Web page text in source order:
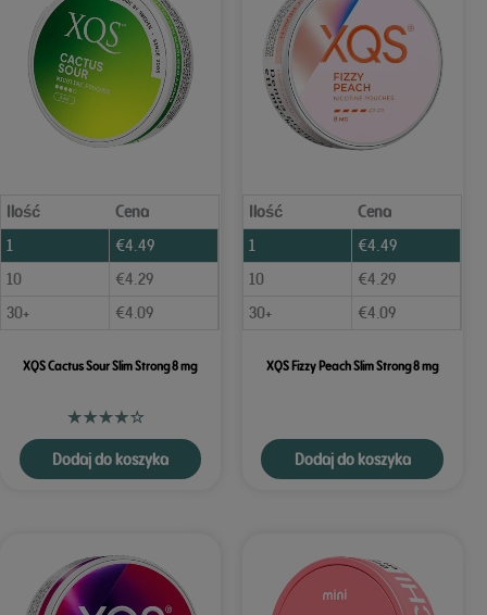
Ilość
Cena
1
€4.49
10
€4.29
30+
€4.09
XQS Cactus Sour Slim Strong 8 mg
Dodaj do koszyka
Ilość
Cena
1
€4.49
10
€4.29
30+
€4.09
XQS Fizzy Peach Slim Strong 8 mg
Dodaj do koszyka